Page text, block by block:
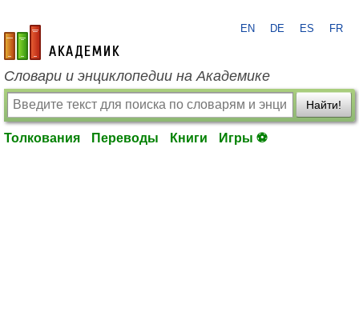
academic.ru
EN DE ES FR
Словари и энциклопедии на Академике
Найти!
Толкования Переводы Книги Игры ⚽